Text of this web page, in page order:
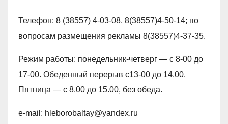
Телефон: 8 (38557) 4-03-08, 8(38557)4-50-14; по
вопросам размещения рекламы 8(38557)4-37-35.
Режим работы: понедельник-четверг — с 8-00 до
17-00. Обеденный перерыв с13-00 до 14.00.
Пятница — с 8.00 до 15.00, без обеда.
e-mail: hleborobaltay@yandex.ru